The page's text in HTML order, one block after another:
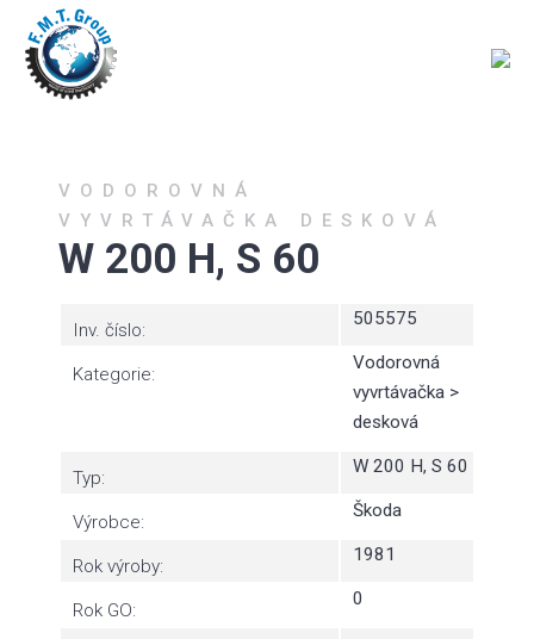
VODOROVNÁ
VYVRTÁVAČKA DESKOVÁ
W 200 H, S 60
Inv. číslo:
505575
Kategorie:
Vodorovná
vyvrtávačka >
desková
Typ:
W 200 H, S 60
Výrobce:
Škoda
Rok výroby:
1981
Rok GO:
0